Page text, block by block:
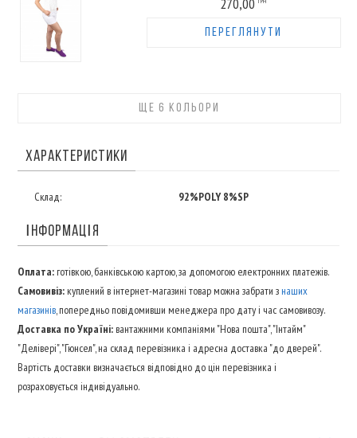
ПЕРЕГЛЯНУТИ
ЩЕ 6 КОЛЬОРИ
ХАРАКТЕРИСТИКИ
Склад: 92%POLY 8%SP
ІНФОРМАЦІЯ
Оплата: готівкою, банківською картою, за допомогою електронних платежів.
Самовивіз: куплений в інтернет-магазині товар можна забрати знаших
магазинів, попередньо повідомивши менеджера про дату і час самовивозу.
Доставка по Україні: вантажними компаніями "Нова пошта", "Інтайм"
"Делівері", "Гюнсел", на склад перевізника і адресна доставка "до дверей".
Вартість доставки визначається відповідно до цін перевізника і
розраховується індивідуально.